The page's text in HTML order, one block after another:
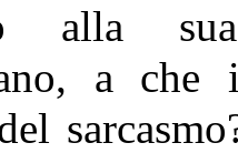
alla
a che